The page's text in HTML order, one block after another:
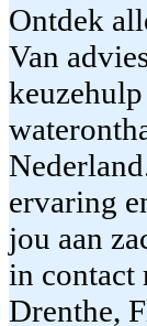
Ontdek
Van
ervaring
jou aan
in contact
Drenthe,